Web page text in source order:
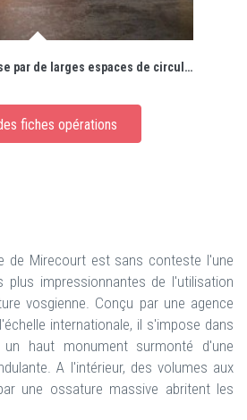
L'intérieur se caractérise par de larges espaces de circulation, la structure bois omniprésente, le couvrement translucide et la plastique de volumes singuliers.
fiches opérations
de Mirecourt est sans conteste l'une
plus impressionnantes de l'utilisation
vosgienne. Conçu par une agence
internationale, il s'impose dans
haut monument surmonté d'une
A l'intérieur, des volumes aux
une ossature massive abritent les